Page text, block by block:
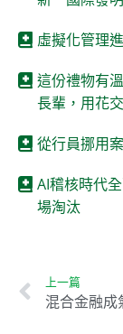
虛擬化管理
這份禮物有
長輩，用花
從行員挪用
AI稽核時代
場淘汰
上一篇